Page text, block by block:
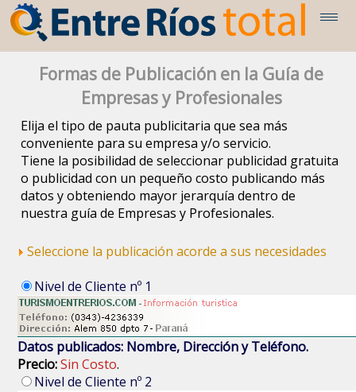
Formas de Publicación en la Guía de
Empresas y Profesionales
Elija el tipo de pauta publicitaria que sea más
conveniente para su empresa y/o servicio.
Tiene la posibilidad de seleccionar publicidad gratuita
o publicidad con un pequeño costo publicando más
datos y obteniendo mayor jerarquía dentro de
nuestra guía de Empresas y Profesionales.
Seleccione la publicación acorde a sus necesidades
Nivel de Cliente nº 1
Datos publicados: Nombre, Dirección y Teléfono.
Precio:Sin Costo.
Nivel de Cliente nº 2